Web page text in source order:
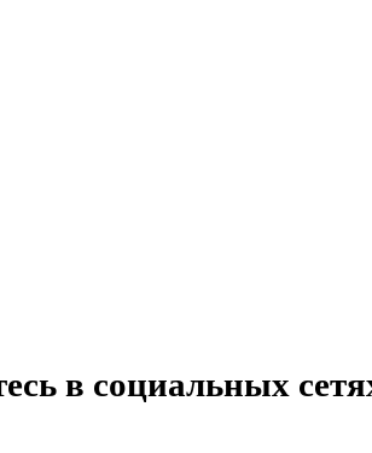
в социальных